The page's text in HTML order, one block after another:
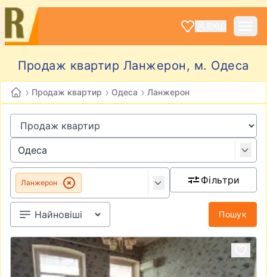
Продаж квартир Ланжерон, м. Одеса
› Продаж квартир › Одеса › Ланжерон
Ланжерон Фільтри
Пошук